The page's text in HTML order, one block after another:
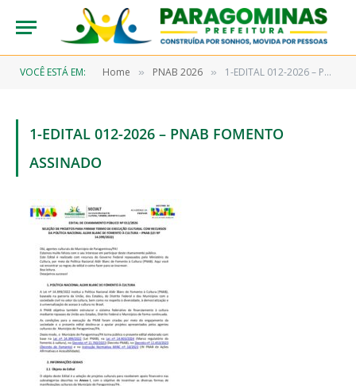
VOCÊ ESTÁ EM: Home » PNAB 2026 » 1-EDITAL 012-2026 – PNAB FOMENTO ASSINADO
1-EDITAL 012-2026 – PNAB FOMENTO
ASSINADO